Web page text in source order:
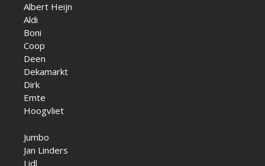
Albert Heijn
Aldi
Boni
Coop
Deen
Dekamarkt
Dirk
Emte
Hoogvliet
Jumbo
Jan Linders
Lidl